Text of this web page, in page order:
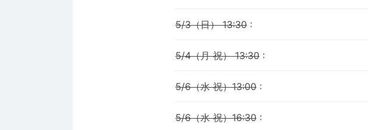
5/3（日） 13:30 :
5/4（月 祝） 13:30 :
5/6（水 祝）13:00 :
5/6（水 祝）16:30 :